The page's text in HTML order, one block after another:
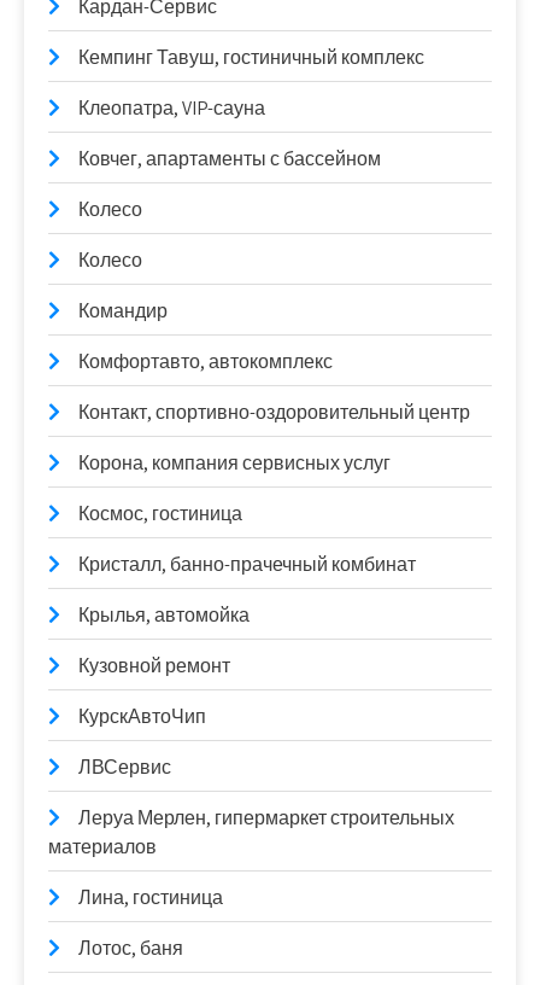
Кардан-Сервис
Кемпинг Тавуш, гостиничный комплекс
Клеопатра, VIP-сауна
Ковчег, апартаменты с бассейном
Колесо
Колесо
Командир
Комфортавто, автокомплекс
Контакт, спортивно-оздоровительный центр
Корона, компания сервисных услуг
Космос, гостиница
Кристалл, банно-прачечный комбинат
Крылья, автомойка
Кузовной ремонт
КурскАвтоЧип
ЛВСервис
Леруа Мерлен, гипермаркет строительных
материалов
Лина, гостиница
Лотос, баня